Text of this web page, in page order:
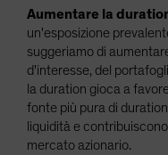
Aumentare la
un'esposizione
suggeriamo di
d'interesse, del
la duration gioca a
fonte più pura di
liquidità e
mercato azionario.